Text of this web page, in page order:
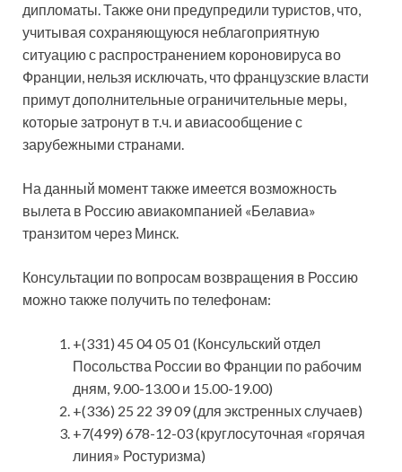
дипломаты. Также они предупредили туристов, что,
учитывая сохраняющуюся неблагоприятную
ситуацию с распространением короновируса во
Франции, нельзя исключать, что французские власти
примут дополнительные ограничительные меры,
которые затронут в т.ч. и авиасообщение с
зарубежными странами.
На данный момент также имеется возможность
вылета в Россию авиакомпанией «Белавиа»
транзитом через Минск.
Консультации по вопросам возвращения в Россию
можно также получить по телефонам:
+(331) 45 04 05 01 (Консульский отдел
Посольства России во Франции по рабочим
дням, 9.00-13.00 и 15.00-19.00)
+(336) 25 22 39 09 (для экстренных случаев)
+7(499) 678-12-03 (круглосуточная «горячая
линия» Ростуризма)